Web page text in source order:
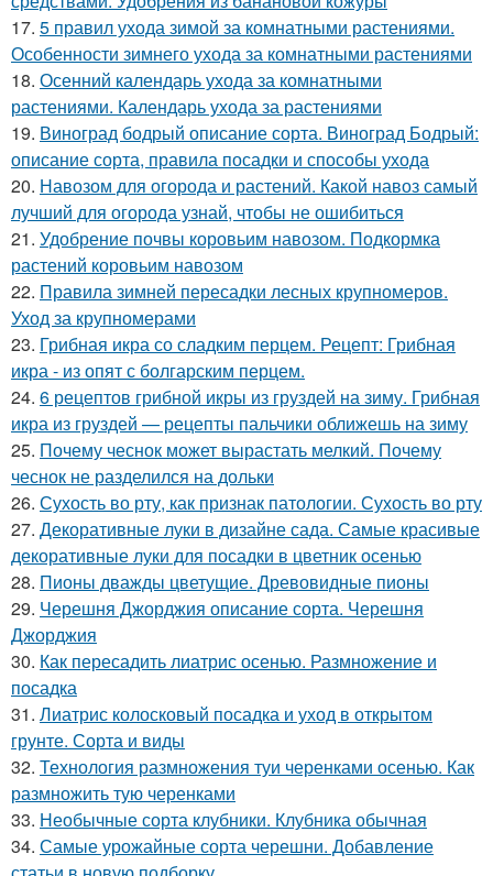
17. 5 правил ухода зимой за комнатными растениями.
Особенности зимнего ухода за комнатными растениями
18. Осенний календарь ухода за комнатными
растениями. Календарь ухода за растениями
19. Виноград бодрый описание сорта. Виноград Бодрый:
описание сорта, правила посадки и способы ухода
20. Навозом для огорода и растений. Какой навоз самый
лучший для огорода узнай, чтобы не ошибиться
21. Удобрение почвы коровьим навозом. Подкормка
растений коровьим навозом
22. Правила зимней пересадки лесных крупномеров.
Уход за крупномерами
23. Грибная икра со сладким перцем. Рецепт: Грибная
икра - из опят с болгарским перцем.
24. 6 рецептов грибной икры из груздей на зиму. Грибная
икра из груздей — рецепты пальчики оближешь на зиму
25. Почему чеснок может вырастать мелкий. Почему
чеснок не разделился на дольки
26. Сухость во рту, как признак патологии. Сухость во рту
27. Декоративные луки в дизайне сада. Самые красивые
декоративные луки для посадки в цветник осенью
28. Пионы дважды цветущие. Древовидные пионы
29. Черешня Джорджия описание сорта. Черешня
Джорджия
30. Как пересадить лиатрис осенью. Размножение и
посадка
31. Лиатрис колосковый посадка и уход в открытом
грунте. Сорта и виды
32. Технология размножения туи черенками осенью. Как
размножить тую черенками
33. Необычные сорта клубники. Клубника обычная
34. Самые урожайные сорта черешни. Добавление